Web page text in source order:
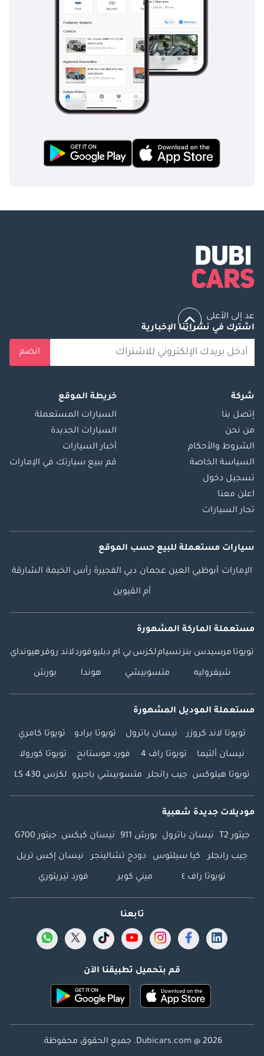
عد إلى الأعلى
اشترك في نشراتنا الإخبارية
انضم
شركة
إتصل بنا
من نحن
الشروط والأحكام
السياسة الخاصة
تسجيل دخول
اعلن معنا
تجار السيارات
خريطة الموقع
السيارات المستعملة
السيارات الجديدة
أخبار السيارات
قم ببيع سيارتك في الإمارات
سيارات مستعملة للبيع حسب الموقع
الإمارات أبوظبي العين عجمان دبي الفجيرة رأس الخيمة الشارقة
أم القيوين
مستعملة الماركة المشهورة
تويوتا مرسيدس بنزنسياملكزس بي ام دبليوفوردلاند روفرهيونداي
شيفروليه متسوبيشي هوندا بورش
مستعملة الموديل المشهورة
تويوتا لاند كروزر نيسان باترول تويوتا برادو تويوتا كامري
نيسان ألتيما تويوتا راف 4 فورد موستانج تويوتا كورولا
تويوتا هيلوكس جيب رانجلر متسوبيشي باجيرو لكزس LS 430
موديلات جديدة شعبية
جيتور T2 نيسان باترول بورش 911 نيسان كيكس جيتور G700
جيب رانجلر كيا سيلتوس دودج تشالينجر نيسان إكس تريل
تويوتا راف ٤ ميني كوبر فورد تيريتوري
تابعنا
قم بتحميل تطبيقنا الآن
Dubicars.com @ 2026. جميع الحقوق محفوظة.